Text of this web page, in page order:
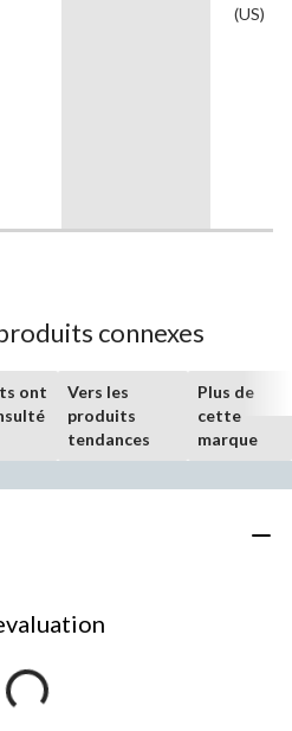
(US)
connexes
ont
Vers les
produits
tendances
Plus de
cette
marque